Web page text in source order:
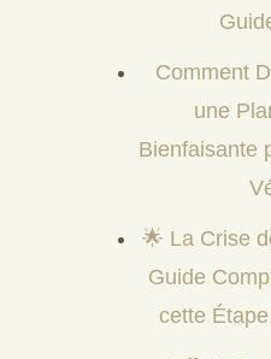
Comment
une
Bienfaisante
🌟 La Crise
Guide
cette